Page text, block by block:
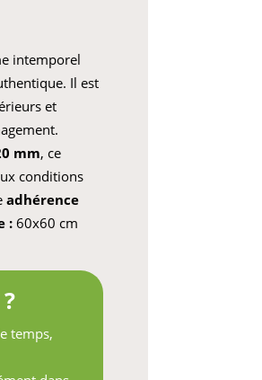
intemporel
Il est
et
mm, ce
conditions
adhérence
:60x60 cm
temps,